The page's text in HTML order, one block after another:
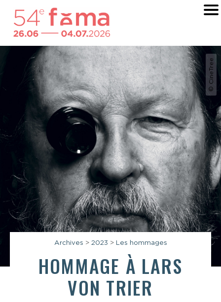
© CineTree
Archives > 2023 > Les hommages
HOMMAGE À LARS
VON TRIER